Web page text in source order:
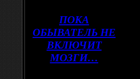
ПОКА
ОБЫВАТЕЛЬ НЕ
ВКЛЮЧИТ
МОЗГИ…